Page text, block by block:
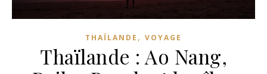
THAÏLANDE , VOYAGE
Thaïlande : Ao Nang,